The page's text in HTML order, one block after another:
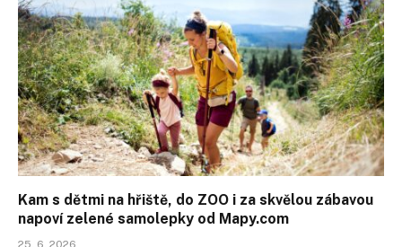
Kam s dětmi na hřiště, do ZOO i za skvělou zábavou
napoví zelené samolepky od Mapy.com
25. 6. 2026